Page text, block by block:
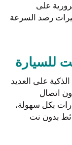
على
رصد السرعة
للسيارة
على العديد
اتصال
بكل سهولة،
بدون نت